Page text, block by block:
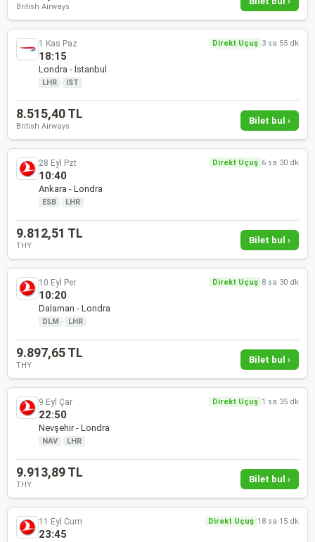
British Airways
1 Kas Paz Direkt Uçuş 3 sa 55 dk
18:15
Londra - İstanbul
LHR · IST
8.515,40 TL
British Airways
Bilet bul ›
28 Eyl Pzt Direkt Uçuş 6 sa 30 dk
10:40
Ankara - Londra
ESB · LHR
9.812,51 TL
THY
Bilet bul ›
10 Eyl Per Direkt Uçuş 8 sa 30 dk
10:20
Dalaman - Londra
DLM · LHR
9.897,65 TL
THY
Bilet bul ›
9 Eyl Çar Direkt Uçuş 1 sa 35 dk
22:50
Nevşehir - Londra
NAV · LHR
9.913,89 TL
THY
Bilet bul ›
11 Eyl Cum Direkt Uçuş 18 sa 15 dk
23:45